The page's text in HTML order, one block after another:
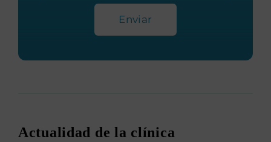
Enviar
Actualidad de la clínica